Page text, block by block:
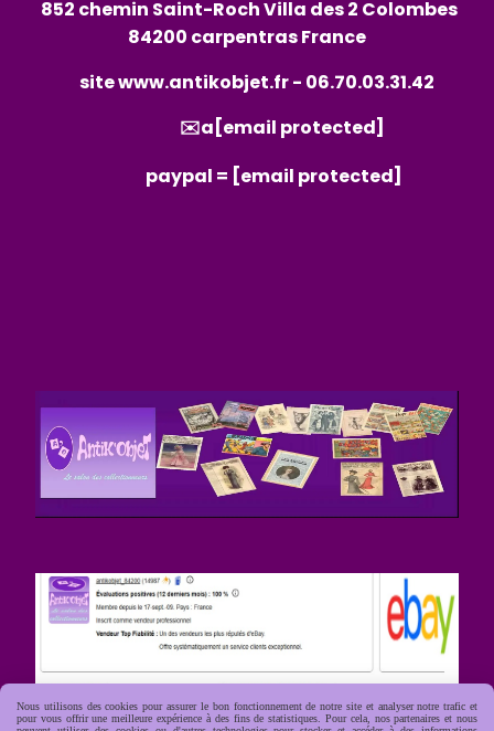
852 chemin Saint-Roch Villa des 2 Colombes
84200 carpentras France
sitewww.antikobjet.fr- 06.70.03.31.42
✉️a [email protected]
paypal = [email protected]
Nous utilisons des cookies pour assurer le bon fonctionnement de notre site et analyser notre trafic et
pour vous offrir une meilleure expérience à des fins de statistiques. Pour cela, nos partenaires et nous